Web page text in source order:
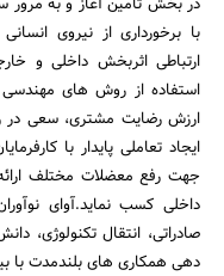
با برخورداری از نیروی
ارتباطی اثربخش داخلی و
استفاده از روش های مهندسی و
ارزش رضایت مشتری، سعی در
ایجاد تعاملی پایدار با
جهت رفع معضلات مختلف
داخلی کسب نماید.آوای
صادراتی، انتقال تکنولوژی،